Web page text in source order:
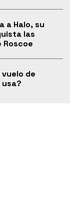
a Halo, su
las
Roscoe
de
usa?